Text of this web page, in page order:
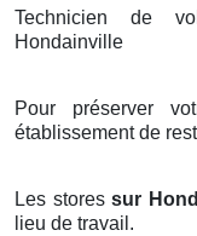
Technicien de
Hondainville
Pour préserver
établissement de
Les storessur
lieu de travail.